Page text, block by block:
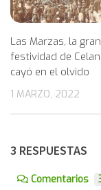
Las Marzas, la gran
festividad de
cayó en el olvido
1 MARZO, 2022
3 RESPUESTAS
Comentarios